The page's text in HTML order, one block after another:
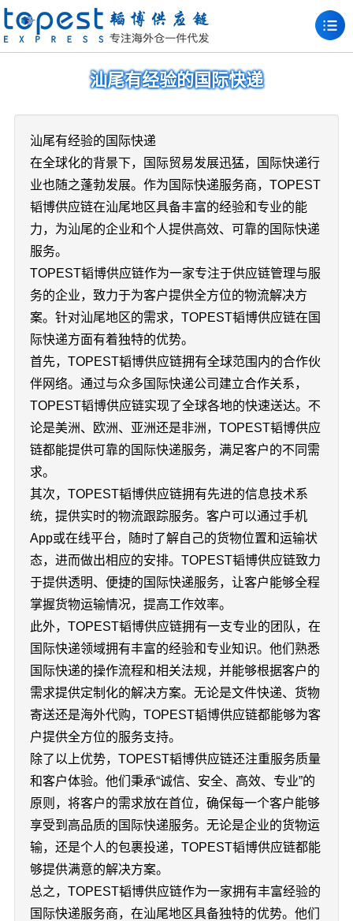
汕尾有经验的国际快递
汕尾有经验的国际快递
在全球化的背景下，国际贸易发展迅猛，国际快递行
业也随之蓬勃发展。作为国际快递服务商，TOPEST
韬博供应链在汕尾地区具备丰富的经验和专业的能
力，为汕尾的企业和个人提供高效、可靠的国际快递
服务。
TOPEST韬博供应链作为一家专注于供应链管理与服
务的企业，致力于为客户提供全方位的物流解决方
案。针对汕尾地区的需求，TOPEST韬博供应链在国
际快递方面有着独特的优势。
首先，TOPEST韬博供应链拥有全球范围内的合作伙
伴网络。通过与众多国际快递公司建立合作关系，
TOPEST韬博供应链实现了全球各地的快速送达。不
论是美洲、欧洲、亚洲还是非洲，TOPEST韬博供应
链都能提供可靠的国际快递服务，满足客户的不同需
求。
其次，TOPEST韬博供应链拥有先进的信息技术系
统，提供实时的物流跟踪服务。客户可以通过手机
App或在线平台，随时了解自己的货物位置和运输状
态，进而做出相应的安排。TOPEST韬博供应链致力
于提供透明、便捷的国际快递服务，让客户能够全程
掌握货物运输情况，提高工作效率。
此外，TOPEST韬博供应链拥有一支专业的团队，在
国际快递领域拥有丰富的经验和专业知识。他们熟悉
国际快递的操作流程和相关法规，并能够根据客户的
需求提供定制化的解决方案。无论是文件快递、货物
寄送还是海外代购，TOPEST韬博供应链都能够为客
户提供全方位的服务支持。
除了以上优势，TOPEST韬博供应链还注重服务质量
和客户体验。他们秉承“诚信、安全、高效、专业”的
原则，将客户的需求放在首位，确保每一个客户能够
享受到高品质的国际快递服务。无论是企业的货物运
输，还是个人的包裹投递，TOPEST韬博供应链都能
够提供满意的解决方案。
总之，TOPEST韬博供应链作为一家拥有丰富经验的
国际快递服务商，在汕尾地区具备独特的优势。他们